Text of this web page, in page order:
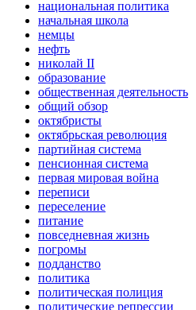
национальная политика
начальная школа
немцы
нефть
николай II
образование
общественная деятельность
общий обзор
октябристы
октябрьская революция
партийная система
пенсионная система
первая мировая война
переписи
переселение
питание
повседневная жизнь
погромы
подданство
политика
политическая полиция
политические репрессии